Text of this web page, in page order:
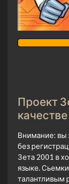
Проект
Внимание: вы
без
Зета 2001 в
языке.
талантливым